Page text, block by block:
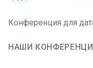
Конференция для
НАШИ